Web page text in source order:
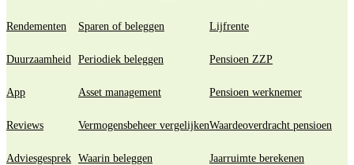
Rendementen
Duurzaamheid
App
Reviews
Adviesgesprek
Sparen of beleggen
Periodiek beleggen
Asset management
Vermogensbeheer vergelijken
Waarin beleggen
Lijfrente
Pensioen ZZP
Pensioen werknemer
Waardeoverdracht pensioen
Jaarruimte berekenen